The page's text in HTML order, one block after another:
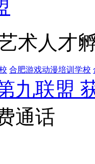
术人才
合肥游戏动漫培训学校
九联盟
通话